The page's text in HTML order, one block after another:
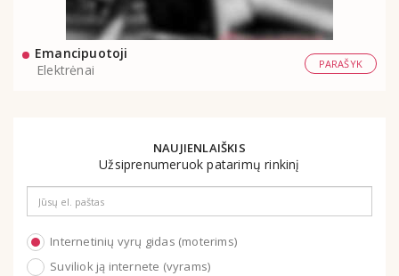
Emancipuotoji
Elektrėnai
PARAŠYK
NAUJIENLAIŠKIS
Užsiprenumeruok patarimų rinkinį
Internetinių vyrų gidas (moterims)
Suviliok ją internete (vyrams)